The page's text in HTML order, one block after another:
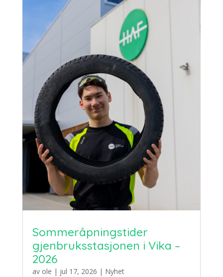
Sommeråpningstider
gjenbruksstasjonen i Vika –
2026
av ole | jul 17, 2026 | Nyhet